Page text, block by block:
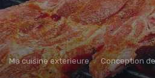
Ma cuisine exterieure Conception de